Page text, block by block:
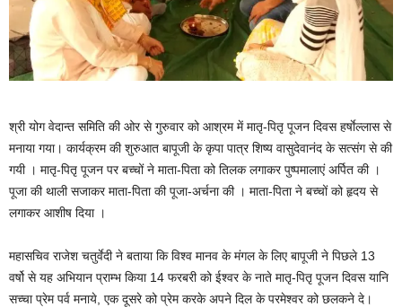
श्री योग वेदान्त समिति की ओर से गुरुवार को आश्रम में मातृ-पितृ पूजन दिवस हर्षाेल्लास से
मनाया गया। कार्यक्रम की शुरुआत बापूजी के कृपा पात्र शिष्य वासुदेवानंद के सत्संग से की
गयी । मातृ-पितृ पूजन पर बच्चों ने माता-पिता को तिलक लगाकर पुष्पमालाएं अर्पित की ।
पूजा की थाली सजाकर माता-पिता की पूजा-अर्चना की । माता-पिता ने बच्चों को हृदय से
लगाकर आशीष दिया ।
महासचिव राजेश चतुर्वेदी ने बताया कि विश्व मानव के मंगल के लिए बापूजी ने पिछले 13
वर्षो से यह अभियान प्राम्भ किया 14 फरबरी को ईश्वर के नाते मातृ-पितृ पूजन दिवस यानि
सच्चा प्रेम पर्व मनाये, एक दूसरे को प्रेम करके अपने दिल के परमेश्वर को छलकने दे।